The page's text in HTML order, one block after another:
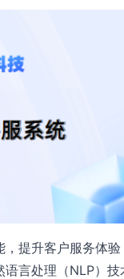
提升客户服务体验
言处理（NLP）技